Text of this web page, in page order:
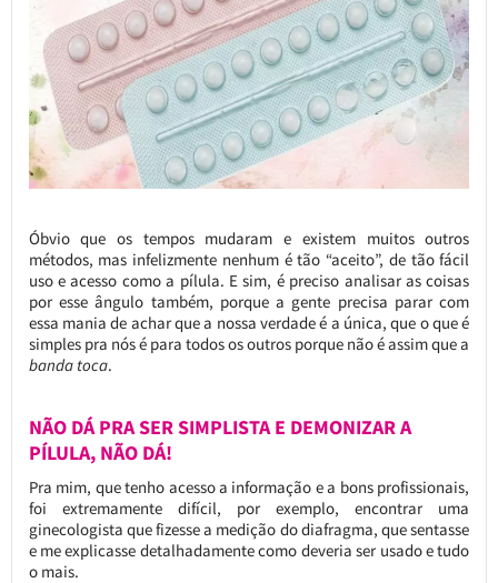
Óbvio que os tempos mudaram e existem muitos outros
métodos, mas infelizmente nenhum é tão “aceito”, de tão fácil
uso e acesso como a pílula. E sim, é preciso analisar as coisas
por esse ângulo também, porque a gente precisa parar com
essa mania de achar que a nossa verdade é a única, que o que é
simples pra nós é para todos os outros porque não é assim que a
banda toca.
NÃO DÁ PRA SER SIMPLISTA E DEMONIZAR A
PÍLULA, NÃO DÁ!
Pra mim, que tenho acesso a informação e a bons profissionais,
foi extremamente difícil, por exemplo, encontrar uma
ginecologista que fizesse a medição do diafragma, que sentasse
e me explicasse detalhadamente como deveria ser usado e tudo
o mais.